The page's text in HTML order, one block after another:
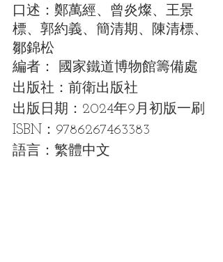
口述：鄭萬經、曾炎燦、王景
標、郭約義、簡清期、陳清標、
鄒錦松
編者： 國家鐵道博物館籌備處
出版社：前衛出版社
出版日期：2024年9月初版一刷
ISBN： 9786267463383
語言：繁體中文